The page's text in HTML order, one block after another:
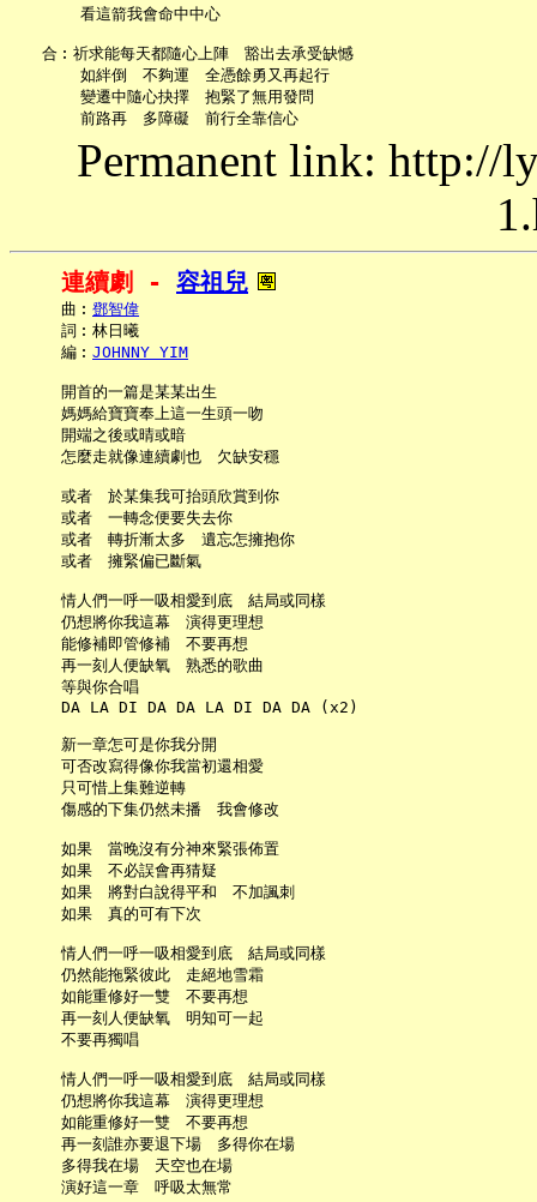
       看這箭我會命中中心
   合︰祈求能每天都隨心上陣　豁出去承受缺憾
       如絆倒　不夠運　全憑餘勇又再起行
       變遷中隨心抉擇　抱緊了無用發問
Permanent link: http://
連續劇 - 容祖兒
     曲︰
鄧智偉
     詞︰林日曦
     編︰
JOHNNY YIM
     開首的一篇是某某出生
     媽媽給寶寶奉上這一生頭一吻
     開端之後或晴或暗
     怎麼走就像連續劇也　欠缺安穩
     或者　於某集我可抬頭欣賞到你
     或者　一轉念便要失去你
     或者　轉折漸太多　遺忘怎擁抱你
     或者　擁緊偏已斷氣
     情人們一呼一吸相愛到底　結局或同樣
     仍想將你我這幕　演得更理想
     能修補即管修補　不要再想
     再一刻人便缺氧　熟悉的歌曲
     等與你合唱
     DA LA DI DA DA LA DI DA DA (x2)
     新一章怎可是你我分開
     可否改寫得像你我當初還相愛
     只可惜上集難逆轉
     傷感的下集仍然未播　我會修改
     如果　當晚沒有分神來緊張佈置
     如果　不必誤會再猜疑
     如果　將對白說得平和　不加諷刺
     如果　真的可有下次
     情人們一呼一吸相愛到底　結局或同樣
     仍然能拖緊彼此　走絕地雪霜
     如能重修好一雙　不要再想
     再一刻人便缺氧　明知可一起
     不要再獨唱
     情人們一呼一吸相愛到底　結局或同樣
     仍想將你我這幕　演得更理想
     如能重修好一雙　不要再想
     再一刻誰亦要退下場　多得你在場
     多得我在場　天空也在場